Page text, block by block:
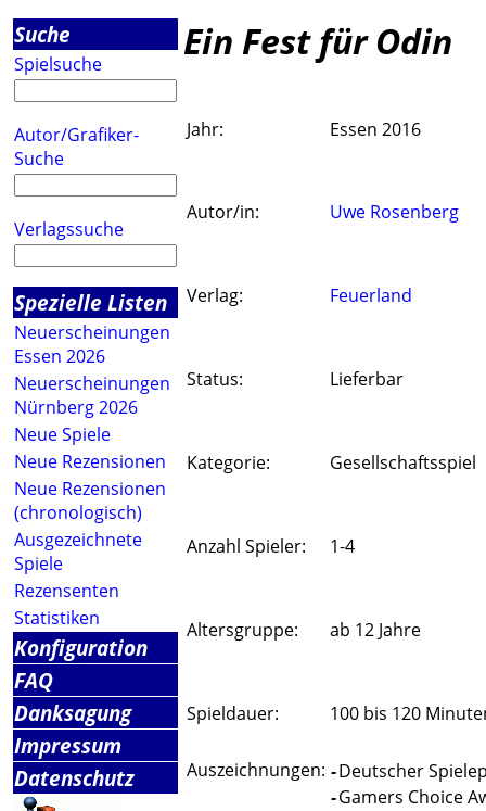
Suche
Spielsuche
Autor/Grafiker-
Suche
Verlagssuche
Spezielle Listen
Neuerscheinungen
Essen 2026
Neuerscheinungen
Nürnberg 2026
Neue Spiele
Neue Rezensionen
Neue Rezensionen
(chronologisch)
Ausgezeichnete
Spiele
Rezensenten
Statistiken
Konfiguration
FAQ
Danksagung
Impressum
Datenschutz
Ein Fest für Odin
Jahr: Essen 2016
Autor/in: Uwe Rosenberg
Verlag: Feuerland
Status: Lieferbar
Kategorie: Gesellschaftsspiel
Anzahl Spieler: 1-4
Altersgruppe: ab 12 Jahre
Spieldauer: 100 bis 120
Auszeichnungen: -Deutscher
-Gamers Choice